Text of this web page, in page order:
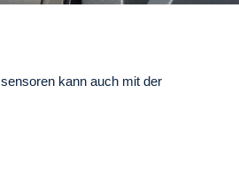
kann auch mit der